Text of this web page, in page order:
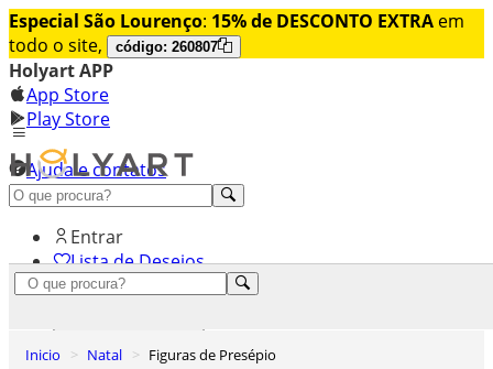
Especial São Lourenço: 15% de DESCONTO EXTRA em
todo o site,
código: 260807
Holyart APP
App Store
Play Store
Ajuda e contatos
Conheça premium
Entrar
Lista de Desejos
Inicio Natal Figuras de Presépio